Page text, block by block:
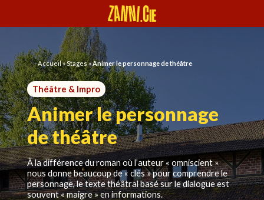
Accueil»Stages»Animer le personnage de théâtre
Théâtre & Impro
Animer le personnage
de théâtre
À la différence du roman où l’auteur « omniscient »
nous donne beaucoup de « clés » pour comprendre le
personnage, le texte théâtral basé sur le dialogue est
souvent « maigre » en informations.
Panneau de gestion des cookies